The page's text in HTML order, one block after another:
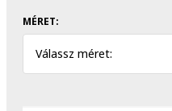
MÉRET:
Válassz méret: